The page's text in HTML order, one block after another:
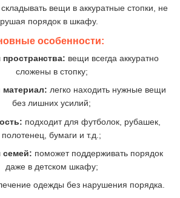
вещи в аккуратные стопки, не
порядок в шкафу.
особенности:
вещи всегда аккуратно
сложены в стопку;
легко находить нужные вещи
без лишних усилий;
подходит для футболок, рубашек,
полотенец, бумаги и т.д.;
семей: поможет поддерживать порядок
даже в детском шкафу;
одежды без нарушения порядка.